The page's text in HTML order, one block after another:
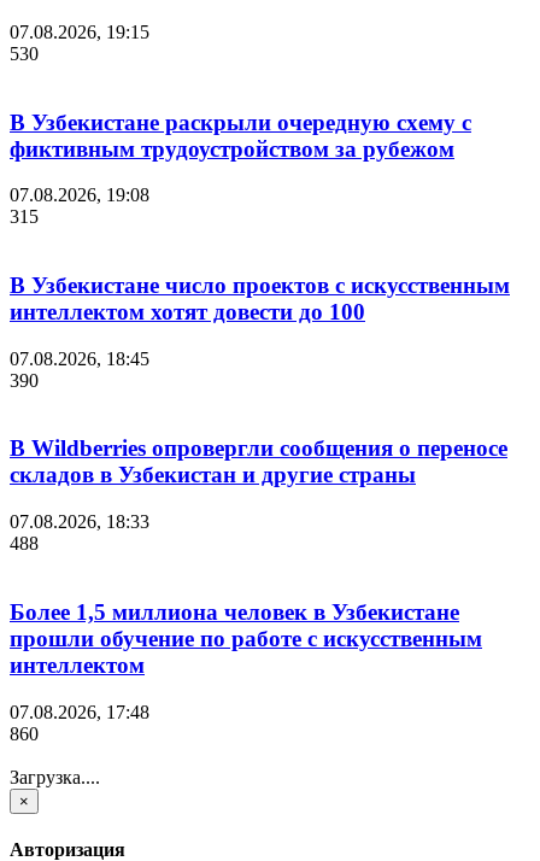
07.08.2026, 19:15
530
В Узбекистане раскрыли очередную схему с
фиктивным трудоустройством за рубежом
07.08.2026, 19:08
315
В Узбекистане число проектов с искусственным
интеллектом хотят довести до 100
07.08.2026, 18:45
390
В Wildberries опровергли сообщения о переносе
складов в Узбекистан и другие страны
07.08.2026, 18:33
488
Более 1,5 миллиона человек в Узбекистане
прошли обучение по работе с искусственным
интеллектом
07.08.2026, 17:48
860
Загрузка....
×
Авторизация